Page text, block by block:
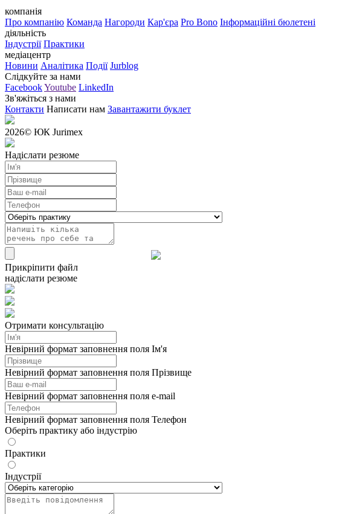
компанія
Про компанію Команда Нагороди Кар'єра Pro Bono Інформаційні бюлетені
діяльність
Індустрії Практики
медіацентр
Новини Аналітика Події Jurblog
Слідкуйте за нами
FacebookYoutube LinkedIn
Зв'яжіться з нами
Контакти Написати нам Завантажити буклет
2026© ЮК Jurimex
Надіслати резюме
Прикріпити файл
надіслати резюме
Отримати консультацію
Невірний формат заповнення поля Ім'я
Невірний формат заповнення поля Прізвище
Невірний формат заповнення поля e-mail
Невірний формат заповнення поля Телефон
Оберіть практику або індустрію
Практики
Індустрії